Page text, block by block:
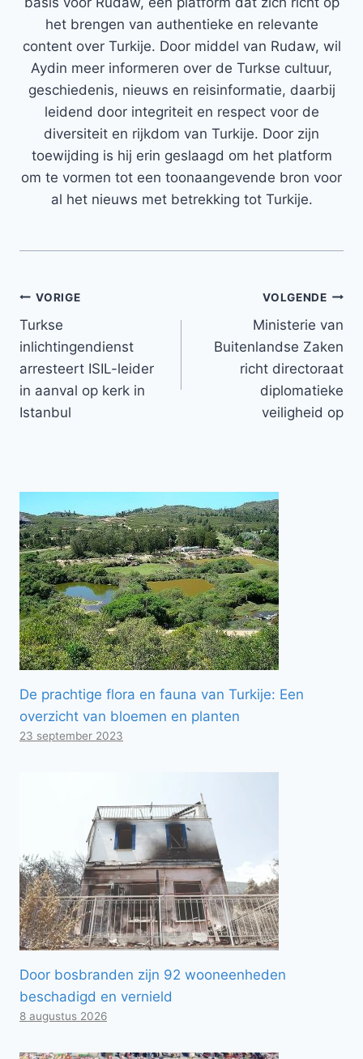
het brengen van authentieke en relevante
content over Turkije. Door middel van Rudaw, wil
Aydin meer informeren over de Turkse cultuur,
geschiedenis, nieuws en reisinformatie, daarbij
leidend door integriteit en respect voor de
diversiteit en rijkdom van Turkije. Door zijn
toewijding is hij erin geslaagd om het platform
om te vormen tot een toonaangevende bron voor
al het nieuws met betrekking tot Turkije.
Bericht
navigatie
VORIGE
Turkse
inlichtingendienst
arresteert ISIL-leider
in aanval op kerk in
Istanbul
VOLGENDE
Ministerie van
Buitenlandse Zaken
richt directoraat
diplomatieke
veiligheid op
De prachtige flora en fauna van Turkije: Een
overzicht van bloemen en planten
23 september 2023
Door bosbranden zijn 92 wooneenheden
beschadigd en vernield
8 augustus 2026